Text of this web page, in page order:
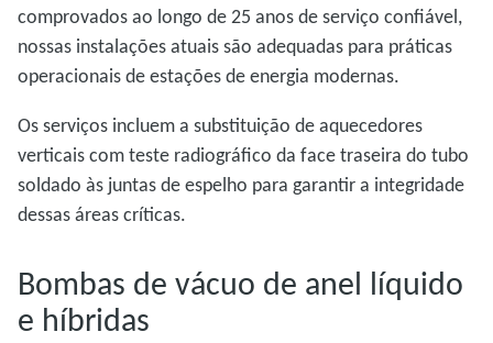
comprovados ao longo de 25 anos de serviço confiável,
nossas instalações atuais são adequadas para práticas
operacionais de estações de energia modernas.
Os serviços incluem a substituição de aquecedores
verticais com teste radiográfico da face traseira do tubo
soldado às juntas de espelho para garantir a integridade
dessas áreas críticas.
Bombas de vácuo de anel líquido
e híbridas